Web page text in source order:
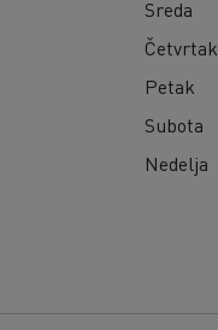
Sreda
Četvrtak
Petak
Subota
Nedelja